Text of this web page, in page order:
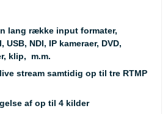
lang række input formater,
USB, NDI, IP kameraer, DVD,
klip, m.m.
stream samtidig op til tre RTMP
af op til 4 kilder